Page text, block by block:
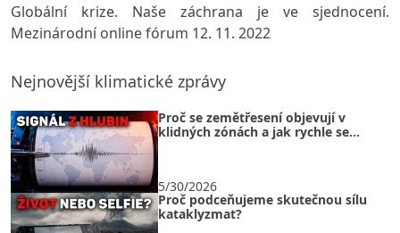
Globální krize. Naše záchrana je ve sjednocení.
Mezinárodní online fórum 12. 11. 2022
Nejnovější klimatické zprávy
Proč se zemětřesení objevují v
klidných zónách a jak rychle se
5/30/2026
Proč podceňujeme skutečnou sílu
kataklyzmat?